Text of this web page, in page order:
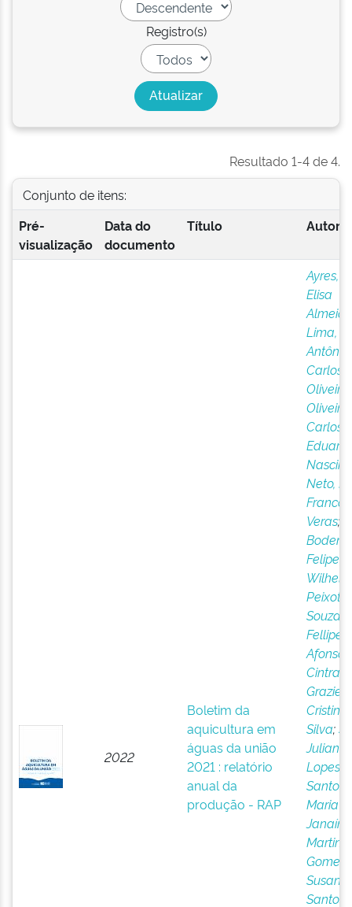
Registro(s)
Resultado 1-4 de 4.
Conjunto de itens:
Pré-
visualização
Data do
documento
Título
2022
Boletim da
aquicultura em
águas da união
2021 : relatório
anual da
produção - RAP
Ayres,
Elisa
Lima,
Antônio
Carlos
Oliveira
Oliveira,
Carlos
Neto,
Franco
Veras;
Bodens,
Felipe
Wilhelm
Peixoto
Souza,
Fellipe
Afonso
Cintra,
Cristine
Silva;
Juliana
Lopes
Santos,
Maria
Janaína
Martins
Gomes,
Susana
Santos